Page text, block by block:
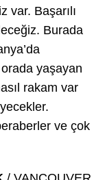
var. Başarılı
Burada
yaşayan
rakam var
ve çok